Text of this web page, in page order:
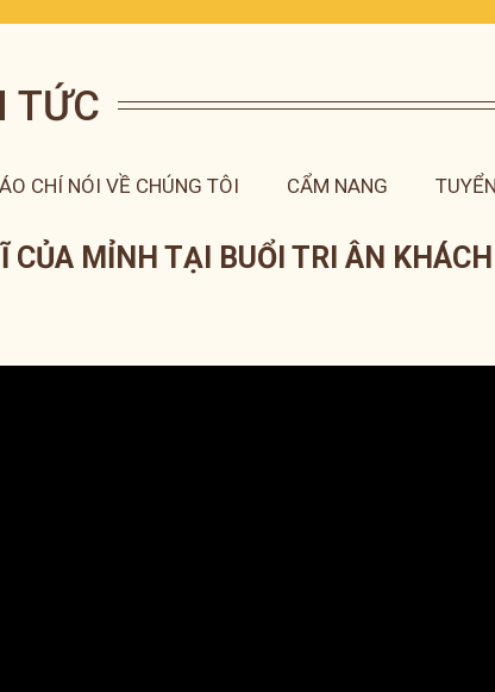
TỨC
CHÍ NÓI VỀ CHÚNG TÔI CẨM NANG
CỦA MỈNH TẠI BUỔI TRI ÂN